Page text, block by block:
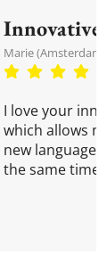
Innovative
Marie
I love your
which allows
new language
the same time!